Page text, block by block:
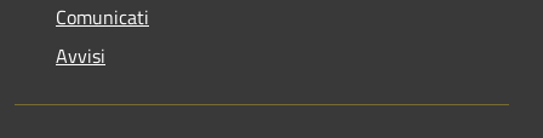
Comunicati
Avvisi